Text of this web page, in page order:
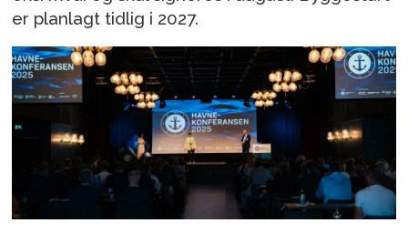
er planlagt tidlig i 2027.